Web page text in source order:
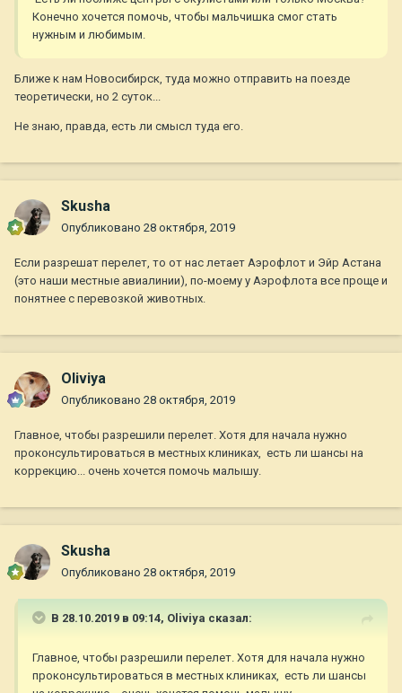
Конечно хочется помочь, чтобы мальчишка смог стать
нужным и любимым.
Ближе к нам Новосибирск, туда можно отправить на поезде
теоретически, но 2 суток...
Не знаю, правда, есть ли смысл туда его.
Skusha
Опубликовано 28 октября, 2019
Если разрешат перелет, то от нас летает Аэрофлот и Эйр Астана
(это наши местные авиалинии), по-моему у Аэрофлота все проще и
понятнее с перевозкой животных.
Oliviya
Опубликовано 28 октября, 2019
Главное, чтобы разрешили перелет. Хотя для начала нужно
проконсультироваться в местных клиниках, есть ли шансы на
коррекцию... очень хочется помочь малышу.
Skusha
Опубликовано 28 октября, 2019
В 28.10.2019 в 09:14, Oliviya сказал:
Главное, чтобы разрешили перелет. Хотя для начала нужно
проконсультироваться в местных клиниках, есть ли шансы